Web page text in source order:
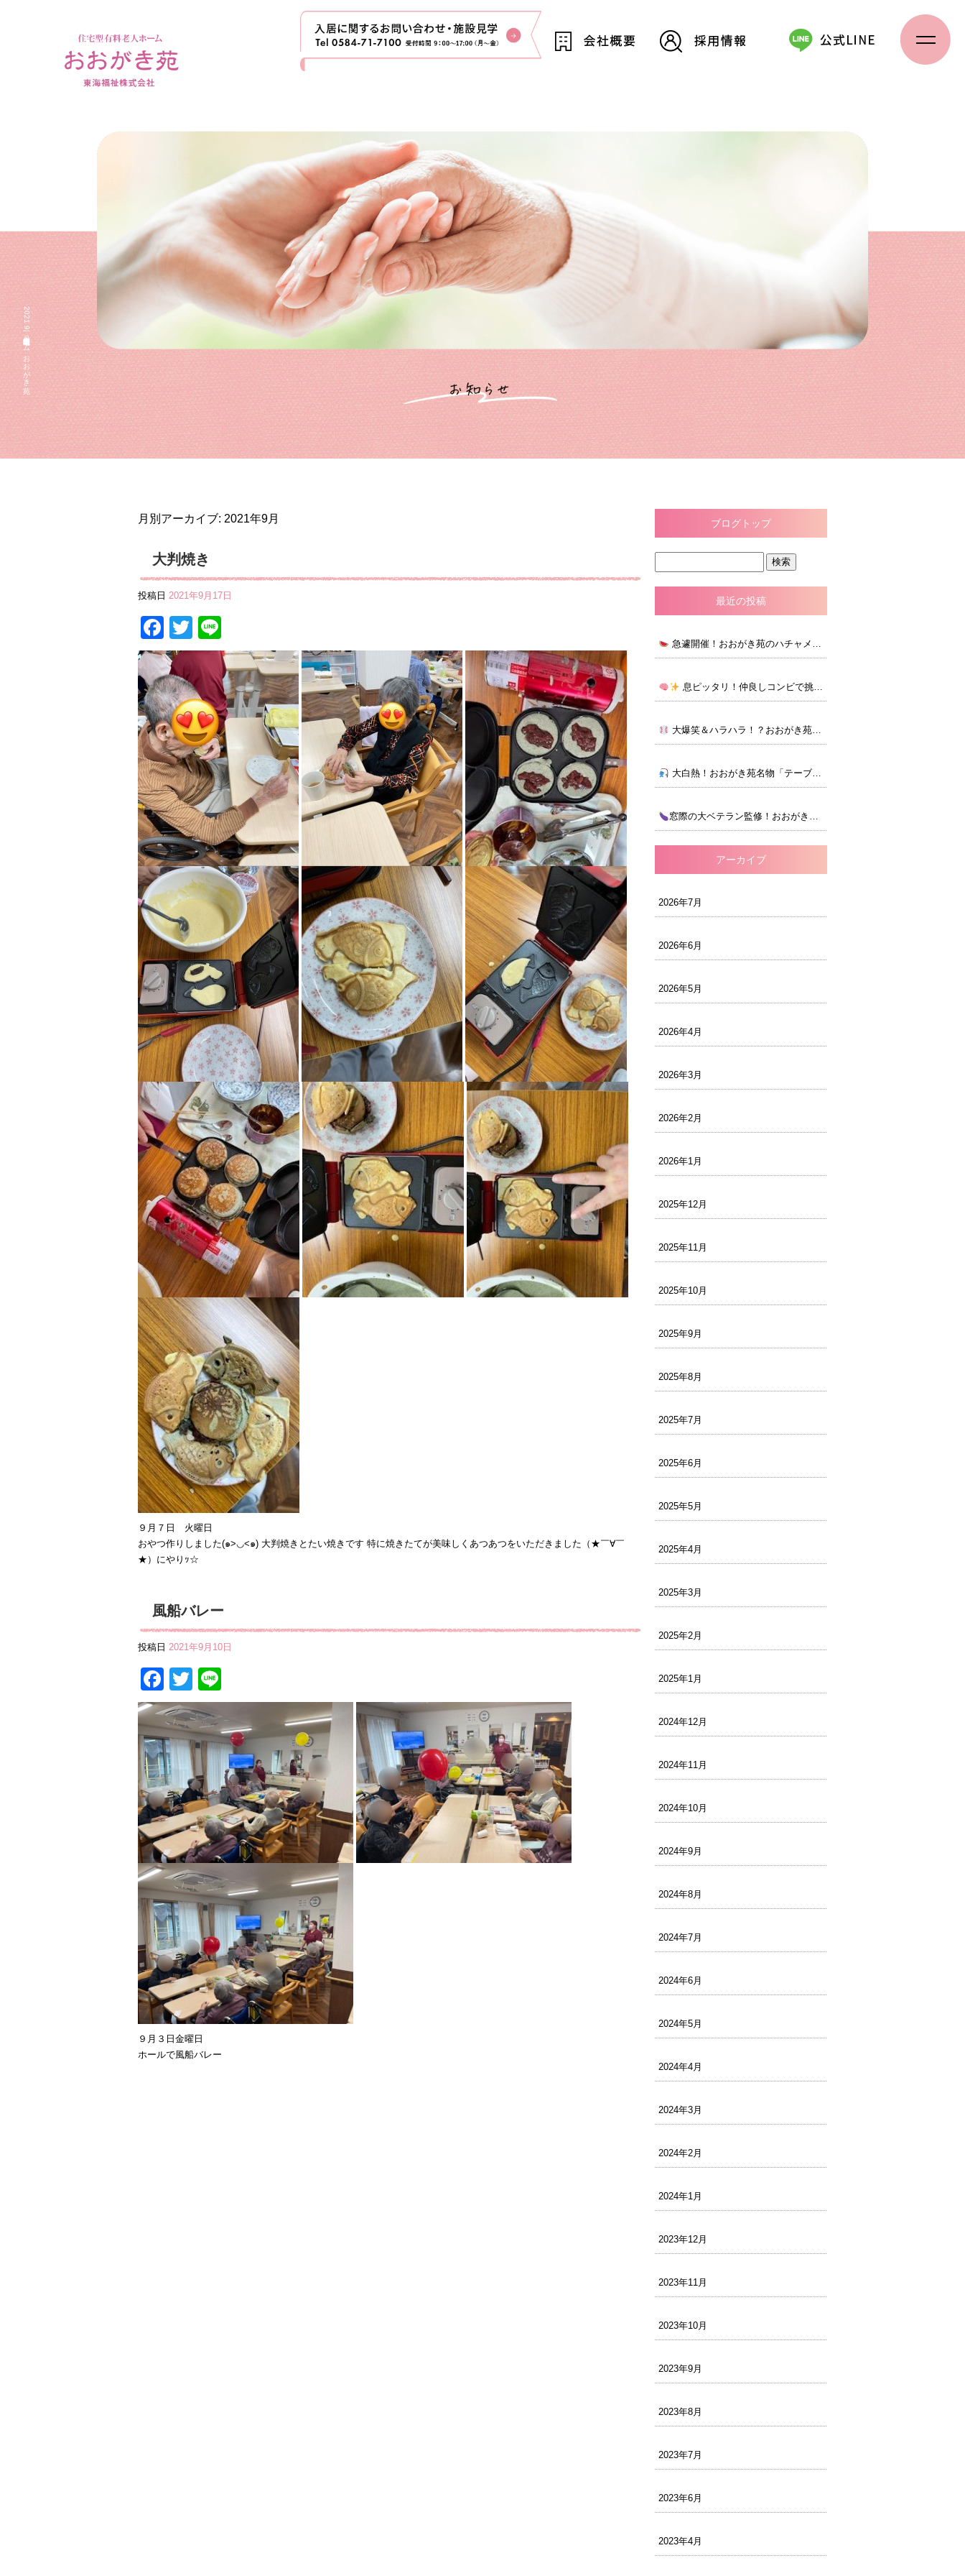
2021 9月|住宅型有料老人ホーム おおがき苑
月別アーカイブ: 2021年9月
大判焼き
投稿日 2021年9月17日
Facebook
Twitter
９月７日 火曜日
おやつ作りしました(๑>◡<๑) 大判焼きとたい焼きです 特に焼きたてが美味しくあつあつをいただきました（★￣∀￣
★）にやりｯ☆
風船バレー
投稿日 2021年9月10日
Facebook
Twitter
９月３日金曜日
ホールで風船バレー
ブログトップ
最近の投稿
急遽開催！おおがき苑のハチャメチャ大スイカ割り大会！
息ピッタリ！仲良しコンビで挑むカード合わせ脳トレ
大爆笑＆ハラハラ！？おおがき苑の大キャッチボール大会！
大白熱！おおがき苑名物「テーブルフィッシング」大会！
窓際の大ベテラン監修！おおがき苑のナス大収穫祭
アーカイブ
2026年7月
2026年6月
2026年5月
2026年4月
2026年3月
2026年2月
2026年1月
2025年12月
2025年11月
2025年10月
2025年9月
2025年8月
2025年7月
2025年6月
2025年5月
2025年4月
2025年3月
2025年2月
2025年1月
2024年12月
2024年11月
2024年10月
2024年9月
2024年8月
2024年7月
2024年6月
2024年5月
2024年4月
2024年3月
2024年2月
2024年1月
2023年12月
2023年11月
2023年10月
2023年9月
2023年8月
2023年7月
2023年6月
2023年4月